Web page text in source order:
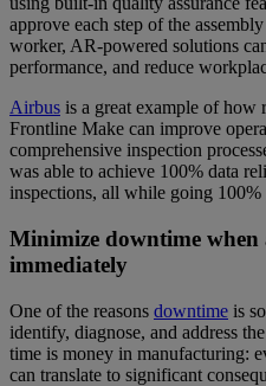
approve each step of the
worker, AR-powered solutions
performance, and reduce
Airbus is a great example of
Frontline Make can improve
comprehensive inspection
was able to achieve 100% data
inspections, all while going 100%
Minimize downtime
immediately
One of the reasons downtime is
identify, diagnose, and address
time is money in manufacturing:
can translate to significant